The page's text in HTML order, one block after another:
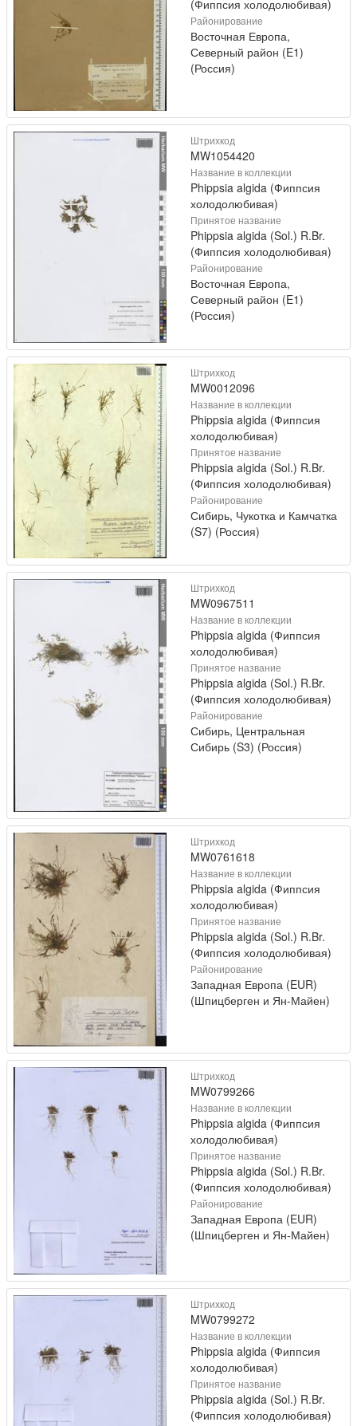
(Фиппсия холодолюбивая)
Районирование
Восточная Европа,
Северный район (E1)
(Россия)
Штрихкод
MW1054420
Название в коллекции
Phippsia algida (Фиппсия
холодолюбивая)
Принятое название
Phippsia algida (Sol.) R.Br.
(Фиппсия холодолюбивая)
Районирование
Восточная Европа,
Северный район (E1)
(Россия)
Штрихкод
MW0012096
Название в коллекции
Phippsia algida (Фиппсия
холодолюбивая)
Принятое название
Phippsia algida (Sol.) R.Br.
(Фиппсия холодолюбивая)
Районирование
Сибирь, Чукотка и Камчатка
(S7) (Россия)
Штрихкод
MW0967511
Название в коллекции
Phippsia algida (Фиппсия
холодолюбивая)
Принятое название
Phippsia algida (Sol.) R.Br.
(Фиппсия холодолюбивая)
Районирование
Сибирь, Центральная
Сибирь (S3) (Россия)
Штрихкод
MW0761618
Название в коллекции
Phippsia algida (Фиппсия
холодолюбивая)
Принятое название
Phippsia algida (Sol.) R.Br.
(Фиппсия холодолюбивая)
Районирование
Западная Европа (EUR)
(Шпицберген и Ян-Майен)
Штрихкод
MW0799266
Название в коллекции
Phippsia algida (Фиппсия
холодолюбивая)
Принятое название
Phippsia algida (Sol.) R.Br.
(Фиппсия холодолюбивая)
Районирование
Западная Европа (EUR)
(Шпицберген и Ян-Майен)
Штрихкод
MW0799272
Название в коллекции
Phippsia algida (Фиппсия
холодолюбивая)
Принятое название
Phippsia algida (Sol.) R.Br.
(Фиппсия холодолюбивая)